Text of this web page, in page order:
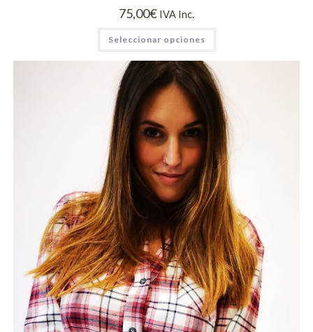
75,00€ IVA Inc.
Seleccionar opciones